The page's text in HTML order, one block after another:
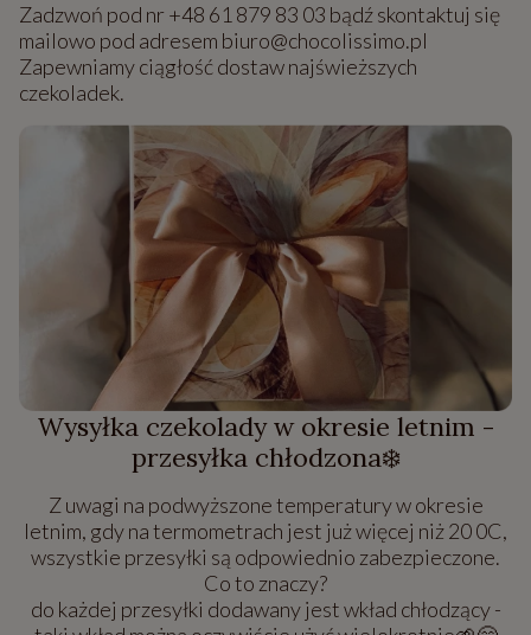
Zadzwoń pod nr +48 61 879 83 03 bądź skontaktuj się
mailowo pod adresem biuro@chocolissimo.pl
Zapewniamy ciągłość dostaw najświeższych
czekoladek.
Wysyłka czekolady w okresie letnim -
przesyłka chłodzona❄️
Z uwagi na podwyższone temperatury w okresie
letnim, gdy na termometrach jest już więcej niż 20 0C,
wszystkie przesyłki są odpowiednio zabezpieczone.
Co to znaczy?
do każdej przesyłki dodawany jest wkład chłodzący -